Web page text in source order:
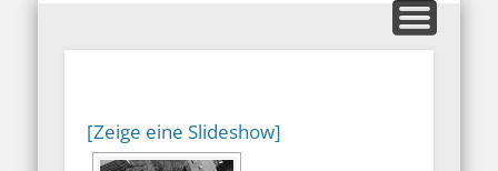
ARFO-Fotoclub
[Zeige eine Slideshow]